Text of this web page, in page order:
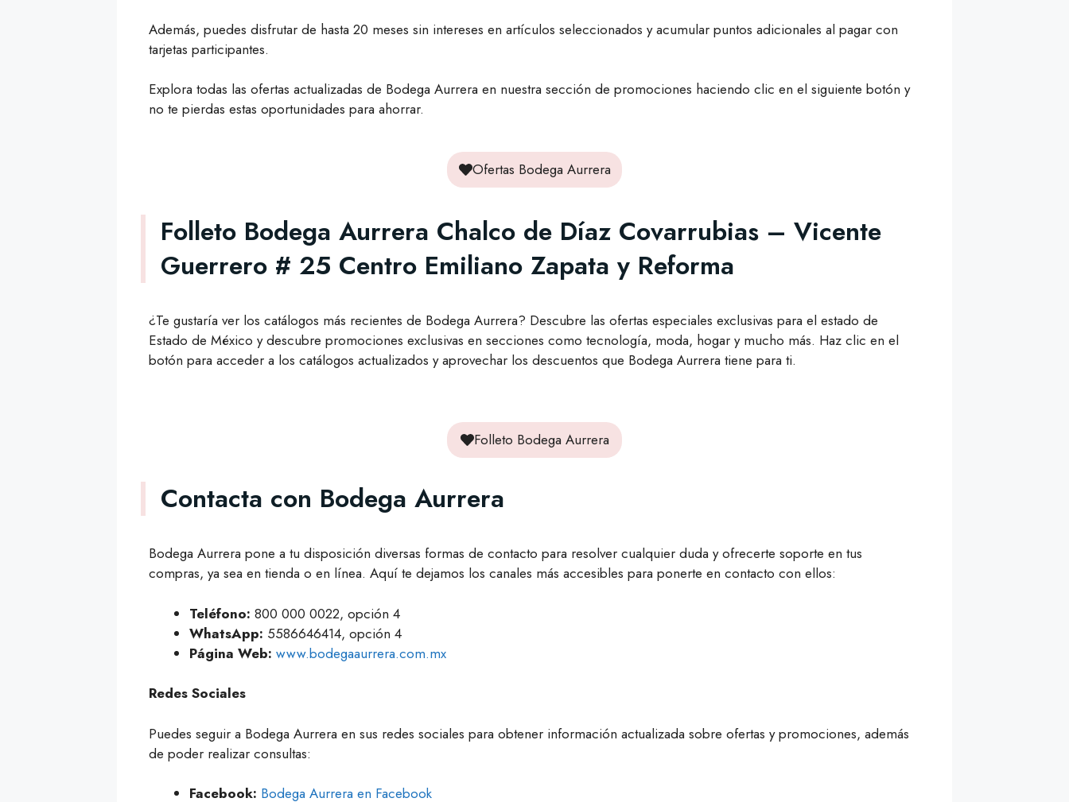
Además, puedes disfrutar de hasta 20 meses sin intereses en artículos seleccionados y acumular puntos adicionales al pagar con
tarjetas participantes.
Explora todas las ofertas actualizadas de Bodega Aurrera en nuestra sección de promociones haciendo clic en el siguiente botón y
no te pierdas estas oportunidades para ahorrar.
Ofertas Bodega Aurrera
Folleto Bodega Aurrera Chalco de Díaz Covarrubias – Vicente
Guerrero # 25 Centro Emiliano Zapata y Reforma
¿Te gustaría ver los catálogos más recientes de Bodega Aurrera? Descubre las ofertas especiales exclusivas para el estado de
Estado de México y descubre promociones exclusivas en secciones como tecnología, moda, hogar y mucho más. Haz clic en el
botón para acceder a los catálogos actualizados y aprovechar los descuentos que Bodega Aurrera tiene para ti.
Folleto Bodega Aurrera
Contacta con Bodega Aurrera
Bodega Aurrera pone a tu disposición diversas formas de contacto para resolver cualquier duda y ofrecerte soporte en tus
compras, ya sea en tienda o en línea. Aquí te dejamos los canales más accesibles para ponerte en contacto con ellos:
Teléfono: 800 000 0022, opción 4
WhatsApp: 5586646414, opción 4
Página Web: www.bodegaaurrera.com.mx
Redes Sociales
Puedes seguir a Bodega Aurrera en sus redes sociales para obtener información actualizada sobre ofertas y promociones, además
de poder realizar consultas:
Facebook: Bodega Aurrera en Facebook